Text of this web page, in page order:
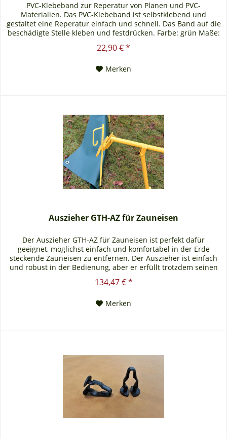
PVC-Klebeband zur Reperatur von Planen und PVC-
Materialien. Das PVC-Klebeband ist selbstklebend und
gestaltet eine Reperatur einfach und schnell. Das Band auf die
beschädigte Stelle kleben und festdrücken. Farbe: grün Maße:
5cm x 500cm Grammatur: 650gr./qm Anwendungsbereiche: -
Reptilienschutzzäune - Amphibienschutzzäune -
22,90 € *
Merken
Auszieher GTH-AZ für Zauneisen
Der Auszieher GTH-AZ für Zauneisen ist perfekt dafür
geeignet, möglichst einfach und komfortabel in der Erde
steckende Zauneisen zu entfernen. Der Auszieher ist einfach
und robust in der Bedienung, aber er erfüllt trotzdem seinen
Zweck, wenn nicht sogar, darüber hinaus. Geeignet für die
Zauneisen des Reptilienschutz- und Amphibienschutzzauns
134,47 € *
Merken